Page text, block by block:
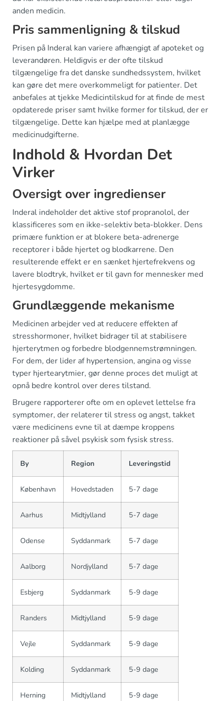
anden medicin.
Pris sammenligning & tilskud
Prisen på Inderal kan variere afhængigt af apoteket og
leverandøren. Heldigvis er der ofte tilskud
tilgængelige fra det danske sundhedssystem, hvilket
kan gøre det mere overkommeligt for patienter. Det
anbefales at tjekke Medicintilskud for at finde de mest
opdaterede priser samt hvilke former for tilskud, der er
tilgængelige. Dette kan hjælpe med at planlægge
medicinudgifterne.
Indhold & Hvordan Det
Virker
Oversigt over ingredienser
Inderal indeholder det aktive stof propranolol, der
klassificeres som en ikke-selektiv beta-blokker. Dens
primære funktion er at blokere beta-adrenerge
receptorer i både hjertet og blodkarrene. Den
resulterende effekt er en sænket hjertefrekvens og
lavere blodtryk, hvilket er til gavn for mennesker med
hjertesygdomme.
Grundlæggende mekanisme
Medicinen arbejder ved at reducere effekten af
stresshormoner, hvilket bidrager til at stabilisere
hjerterytmen og forbedre blodgennemstrømningen.
For dem, der lider af hypertension, angina og visse
typer hjertearytmier, gør denne proces det muligt at
opnå bedre kontrol over deres tilstand.
Brugere rapporterer ofte om en oplevet lettelse fra
symptomer, der relaterer til stress og angst, takket
være medicinens evne til at dæmpe kroppens
reaktioner på såvel psykisk som fysisk stress.
By Region Leveringstid
København Hovedstaden 5-7 dage
Aarhus Midtjylland 5-7 dage
Odense Syddanmark 5-7 dage
Aalborg Nordjylland 5-7 dage
Esbjerg Syddanmark 5-9 dage
Randers Midtjylland 5-9 dage
Vejle Syddanmark 5-9 dage
Kolding Syddanmark 5-9 dage
Herning Midtjylland 5-9 dage